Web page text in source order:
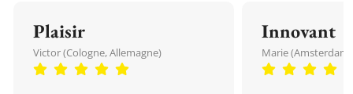
Plaisir
Victor (Cologne, Allemagne)
Innovant
Marie (Amsterdam,